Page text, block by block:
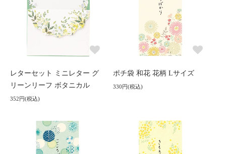
レターセット ミニレター グ
リーンリーフ ボタニカル
352円(税込)
ポチ袋 和花 花柄 Lサイズ
330円(税込)